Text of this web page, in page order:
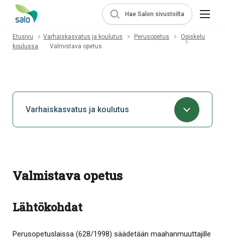
Hae Salon sivustoilta
Etusivu Varhaiskasvatus ja koulutus Perusopetus
Opiskelu
koulussa
Valmistava opetus
Varhaiskasvatus ja koulutus
Valmistava opetus
Lähtökohdat
Perusopetuslaissa (628/1998) säädetään maahanmuuttajille